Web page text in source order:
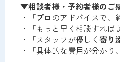
▼相談者様・予約者様のご
・「プロ のアドバイスで、
・「もっと早く相談すれば
・「スタッフが優しく 寄り
・「具体的な費用が分かり、